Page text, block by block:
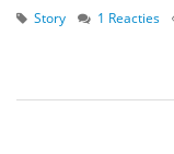
Story 1 Reacties